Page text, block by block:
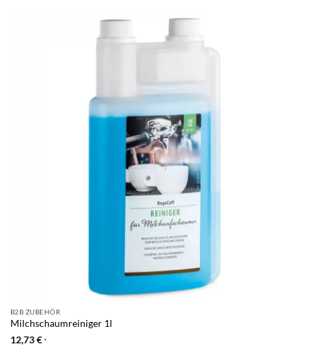
B2B ZUBEHÖR
Milchschaumreiniger 1l
12,73€ *